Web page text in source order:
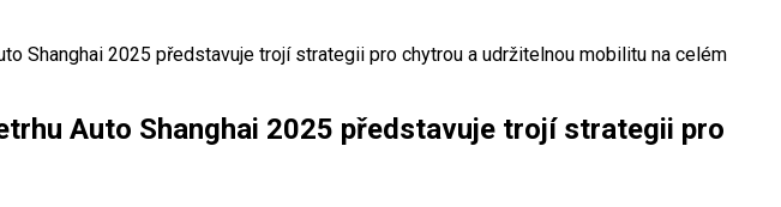
Shanghai 2025 představuje trojí strategii pro chytrou a udržitelnou mobilitu na celém
Auto Shanghai 2025 představuje trojí strategii pro